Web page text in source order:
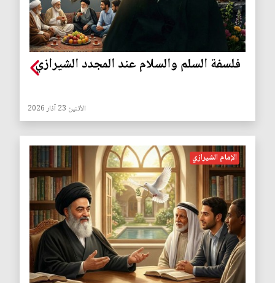
فلسفة السلم والسلام عند المجدد الشيرازي
الأثنين 23 آذار 2026
الإمام الشيرازي